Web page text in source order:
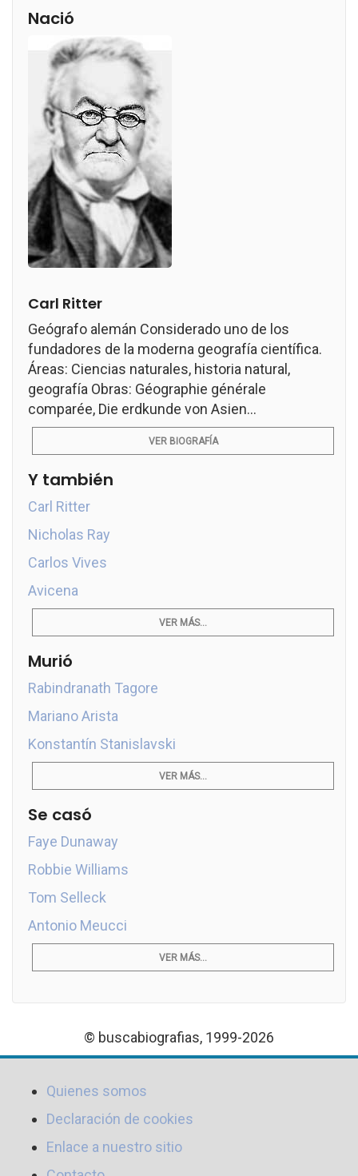
Nació
Carl Ritter
Geógrafo alemán Considerado uno de los
fundadores de la moderna geografía científica.
Áreas: Ciencias naturales, historia natural,
geografía Obras: Géographie générale
comparée, Die erdkunde von Asien...
VER BIOGRAFÍA
Y también
Carl Ritter
Nicholas Ray
Carlos Vives
Avicena
VER MÁS...
Murió
Rabindranath Tagore
Mariano Arista
Konstantín Stanislavski
VER MÁS...
Se casó
Faye Dunaway
Robbie Williams
Tom Selleck
Antonio Meucci
VER MÁS...
© buscabiografias, 1999-2026
Quienes somos
Declaración de cookies
Enlace a nuestro sitio